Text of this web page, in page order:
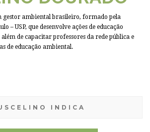
gestor ambiental brasileiro, formado pela
– USP, que desenvolve ações de educação
de capacitar professores da rede pública e
de educação ambiental.
INDICA